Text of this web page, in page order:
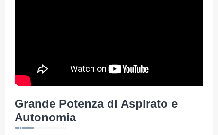
Grande Potenza di Aspirato e
Autonomia